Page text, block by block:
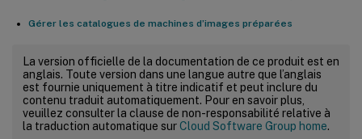
Gérer les catalogues de machines d’images préparées
La version officielle de la documentation de ce produit est en
anglais. Toute version dans une langue autre que l’anglais
est fournie uniquement à titre indicatif et peut inclure du
contenu traduit automatiquement. Pour en savoir plus,
veuillez consulter la clause de non-responsabilité relative à
la traduction automatique surCloud Software Group home.